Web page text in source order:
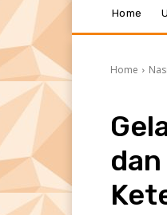
Home
Home